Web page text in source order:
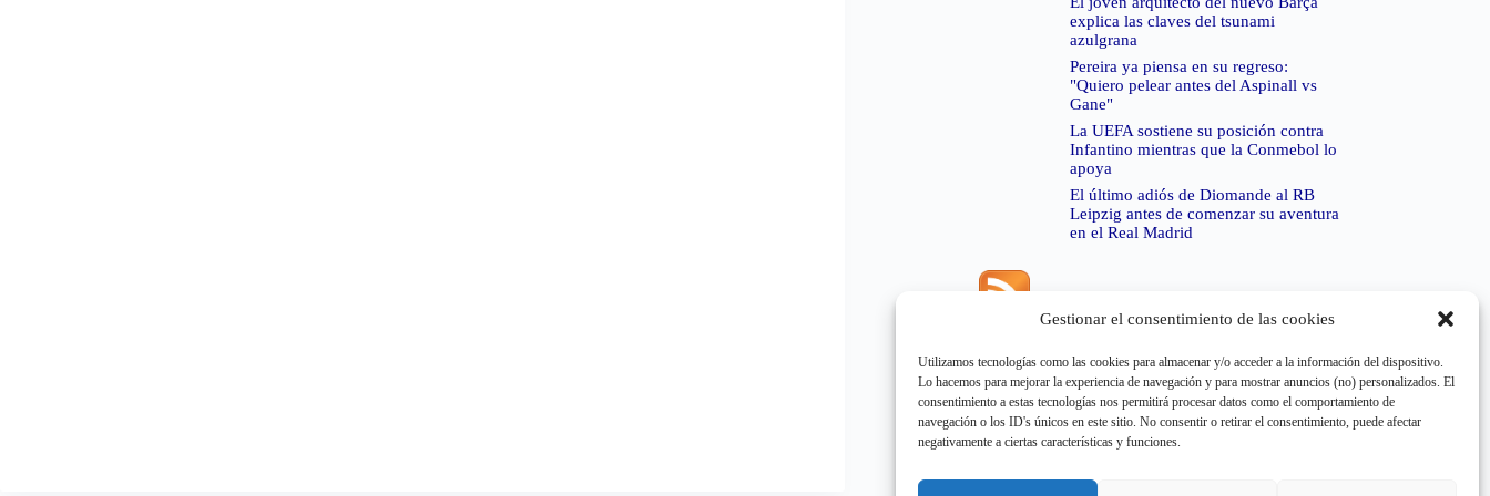
Gestionar el consentimiento de las cookies
Utilizamos tecnologías como las cookies para almacenar y/o acceder a la información del dispositivo.
Lo hacemos para mejorar la experiencia de navegación y para mostrar anuncios (no) personalizados. El
consentimiento a estas tecnologías nos permitirá procesar datos como el comportamiento de
navegación o los ID's únicos en este sitio. No consentir o retirar el consentimiento, puede afectar
negativamente a ciertas características y funciones.
explica las claves del tsunami
azulgrana
Pereira ya piensa en su regreso:
"Quiero pelear antes del Aspinall vs
Gane"
La UEFA sostiene su posición contra
Infantino mientras que la Conmebol lo
apoya
El último adiós de Diomande al RB
Leipzig antes de comenzar su aventura
en el Real Madrid
Error de RSS:Retrieved unsupported status code
"404"